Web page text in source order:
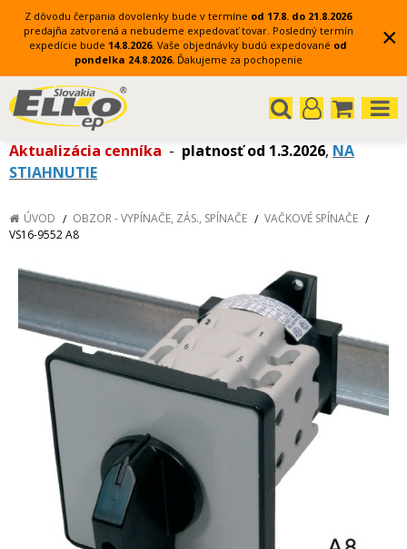
Z dôvodu čerpania dovolenky bude v termíne od 17.8. do 21.8.2026
predajňa zatvorená a nebudeme expedovať tovar. Posledný termín
expedície bude 14.8.2026. Vaše objednávky budú expedované od
pondelka 24.8.2026. Ďakujeme za pochopenie
×
Aktualizácia cenníka - platnosť od 1.3.2026, NA
STIAHNUTIE
ÚVOD OBZOR - VYPÍNAČE, ZÁS., SPÍNAČE
VAČKOVÉ SPÍNAČE
VS16-9552 A8